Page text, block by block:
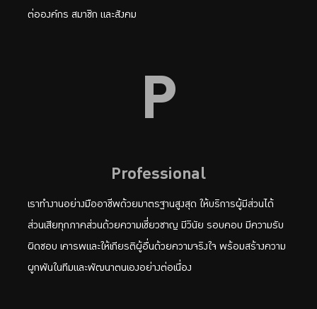
ต่อองค์กร สมาชิก และสังคม
P
Professional
เราทำงานอย่างมืออาชีพด้วยมาตรฐานสูงสุด ให้บริการผู้มีส่วนได้
ส่วนเสียทุกภาคส่วนด้วยความเชี่ยวชาญ มีวินัย รอบคอบ มีความรับ
ผิดชอบ เคารพและให้เกียรติผู้อื่นด้วยความจริงใจ พร้อมสร้างความ
ผูกพันในทีมและพัฒนาตนเองอย่างต่อเนื่อง